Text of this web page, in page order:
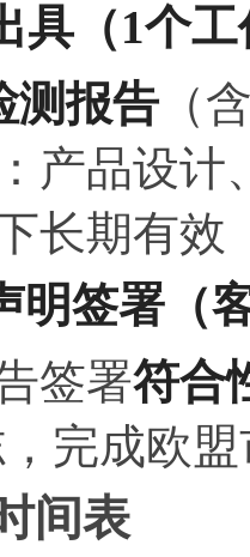
具（1个
测报告 （
产品设计
长期有效
明签署（
签署符合
完成欧
间表